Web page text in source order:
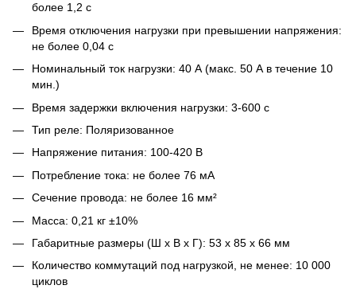
более 1,2 с
Время отключения нагрузки при превышении напряжения:
не более 0,04 с
Номинальный ток нагрузки: 40 А (макс. 50 А в течение 10
мин.)
Время задержки включения нагрузки: 3-600 с
Тип реле: Поляризованное
Напряжение питания: 100-420 В
Потребление тока: не более 76 мА
Сечение провода: не более 16 мм²
Масса: 0,21 кг ±10%
Габаритные размеры (Ш х В х Г): 53 х 85 х 66 мм
Количество коммутаций под нагрузкой, не менее: 10 000
циклов